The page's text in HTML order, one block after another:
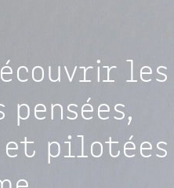
les
pensées,
et pilotées